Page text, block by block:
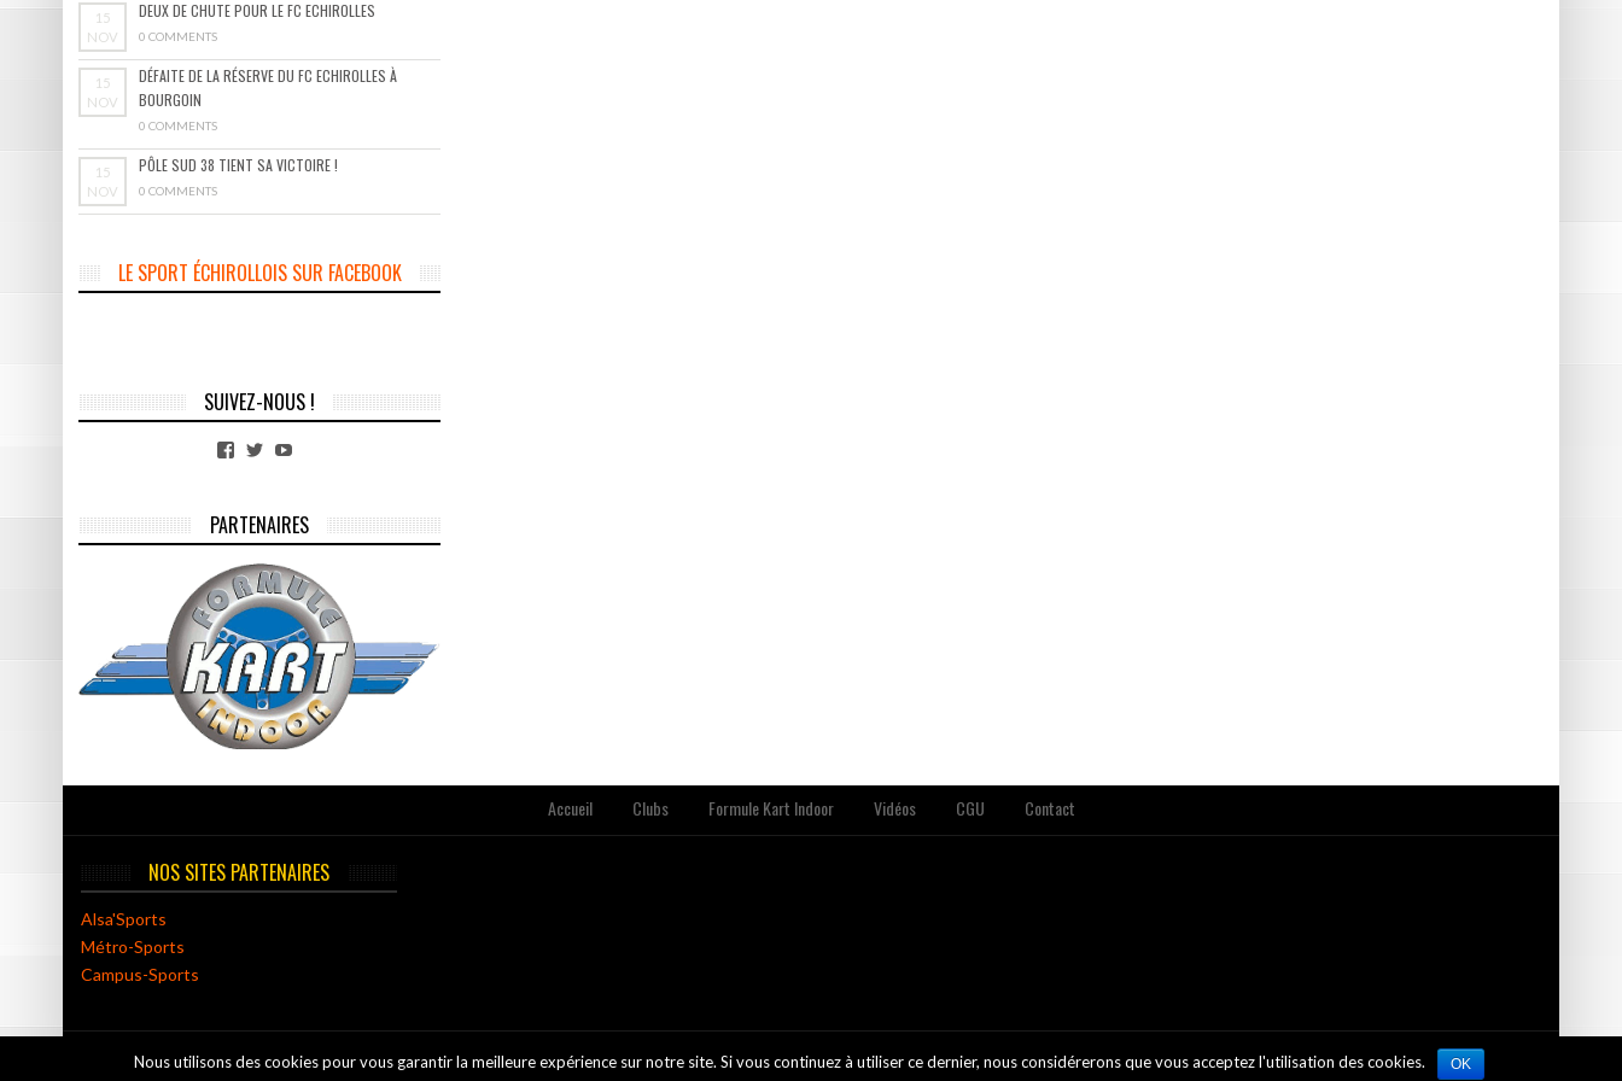
15
NOV
DEUX DE CHUTE POUR LE FC ECHIROLLES
0 COMMENTS
15
NOV
DÉFAITE DE LA RÉSERVE DU FC ECHIROLLES À
BOURGOIN
0 COMMENTS
15
NOV
PÔLE SUD 38 TIENT SA VICTOIRE !
0 COMMENTS
LE SPORT ÉCHIROLLOIS SUR FACEBOOK
SUIVEZ-NOUS !
Facebook
Twitter
PARTENAIRES
Accueil Clubs Formule Kart Indoor Vidéos CGU Contact
NOS SITES PARTENAIRES
Alsa'Sports
Métro-Sports
Campus-Sports
© Echirolles-Sports.com - Tous Droits Réservés - Reproduction Totale Ou Partielle Interdite Sans Autorisation
Nous utilisons des cookies pour vous garantir la meilleure expérience sur notre site. Si vous continuez à utiliser ce dernier, nous considérerons que vous acceptez l'utilisation des cookies. OK